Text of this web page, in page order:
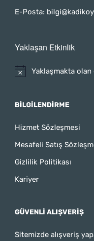
E-Posta:
Yaklaşan Etkinlik
Yaklaşmakta
BILGILENDIRME
Hizmet Sözleşmesi
Mesafeli Satış
Gizlilik Politikası
Kariyer
GÜVENLI ALIŞVERIŞ
Sitemizde alışveriş